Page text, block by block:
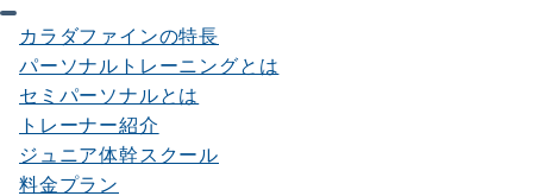
カラダファインの特長
パーソナルトレーニングとは
セミパーソナルとは
トレーナー紹介
ジュニア体幹スクール
料金プラン